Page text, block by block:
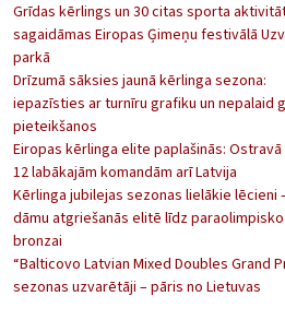
Grīdas kērlings un 30 citas sporta
sagaidāmas Eiropas Ģimeņu festivālā
parkā
Drīzumā sāksies jaunā kērlinga sezona:
iepazīsties ar turnīru grafiku un nepalaid
pieteikšanos
Eiropas kērlinga elite paplašinās:
12 labākajām komandām arī Latvija
Kērlinga jubilejas sezonas lielākie lēcieni
dāmu atgriešanās elitē līdz
bronzai
“Balticovo Latvian Mixed Doubles Grand
sezonas uzvarētāji – pāris no Lietuvas